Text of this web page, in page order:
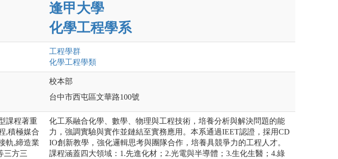
逢甲大學
化學工程學系
工程學群
化學工程學類
校本部
台中市西屯區文華路100號
課程著重
,積極媒合
軌,締造業
三方三
化工系融合化學、數學、物理與工程技術，培養分析與解決問題的能
力，強調實驗與實作並鏈結至實務應用。本系通過IEET認證，採用CD
IO創新教學，強化邏輯思考與團隊合作，培養具競爭力的工程人才。
課程涵蓋四大領域：1.先進化材；2.光電與半導體；3.生化生醫；4.綠